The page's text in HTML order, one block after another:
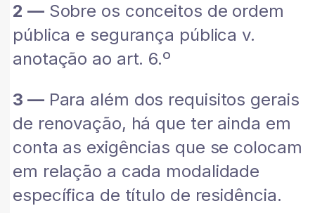
2 —Sobre os conceitos de ordem
pública e segurança pública v.
anotação ao art. 6.º
3 —Para além dos requisitos gerais
de renovação, há que ter ainda em
conta as exigências que se colocam
em relação a cada modalidade
específica de título de residência.